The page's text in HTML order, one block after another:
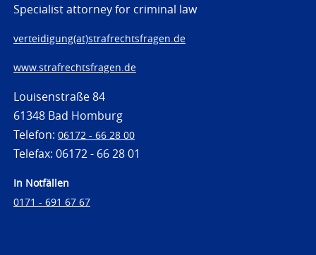
Specialist attorney for criminal law
verteidigung(at)strafrechtsfragen.de
www.strafrechtsfragen.de
Louisenstraße 84
61348 Bad Homburg
Telefon: 06172 - 66 28 00
Telefax: 06172 - 66 28 01
In Notfällen
0171 - 691 67 67